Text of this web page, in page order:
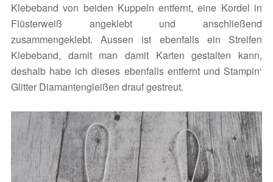
Klebeband von beiden Kuppeln entfernt, eine Kordel in
Flüsterweiß angeklebt und anschließend
zusammengeklebt. Aussen ist ebenfalls ein Streifen
Klebeband, damit man damit Karten gestalten kann,
deshalb habe ich dieses ebenfalls entfernt und Stampin‘
Glitter Diamantengleißen drauf gestreut.